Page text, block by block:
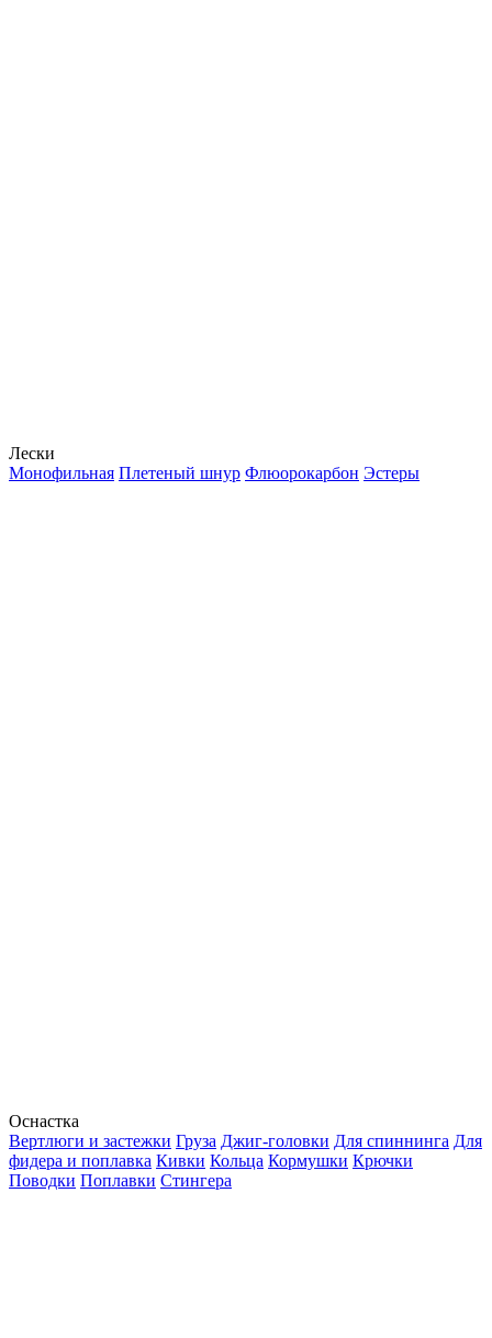
Лески
Монофильная Плетеный шнур Флюорокарбон Эстеры
Оснастка
Вертлюги и застежки Груза Джиг-головки Для спиннинга Для
фидера и поплавка Кивки Кольца Кормушки Крючки
Поводки Поплавки Стингера